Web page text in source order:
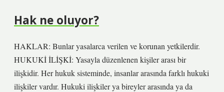
Hak ne oluyor?
HAKLAR: Bunlar yasalarca verilen ve korunan yetkilerdir.
HUKUKİ İLİŞKİ: Yasayla düzenlenen kişiler arası bir
ilişkidir. Her hukuk sisteminde, insanlar arasında farklı hukuki
ilişkiler vardır. Hukuki ilişkiler ya bireyler arasında ya da